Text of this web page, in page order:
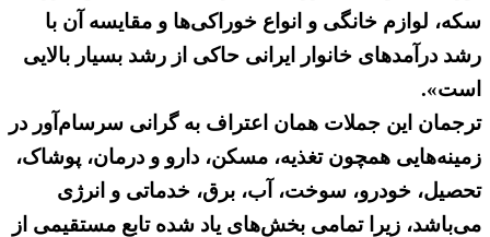
سکه، لوازم خانگی و انواع خوراکی‌ها و مقایسه آن با
رشد درآمدهای خانوار ایرانی حاکی از رشد بسیار بالایی
است».
ترجمان این جملات همان اعتراف به گرانی سرسام‌آور در
زمینه‌هایی همچون تغذیه، مسکن، دارو و درمان، پوشاک،
تحصیل، خودرو، سوخت، آب، برق، خدماتی و انرژی
می‌باشد، زیرا تمامی بخش‌های یاد شده تابع مستقیمی از